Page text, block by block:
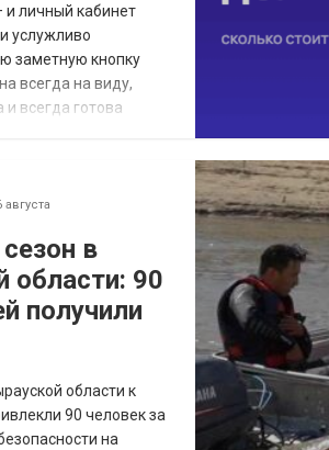
и личный кабинет
услужливо
заметную кнопку
всегда на виду,
всегда готова
дедлайн отъезжает
оно и есть. Вопрос
августа
в
области: 90
получили
области к
90 человек за
на